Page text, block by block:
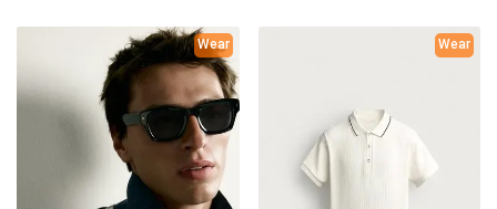
Wear
Wear